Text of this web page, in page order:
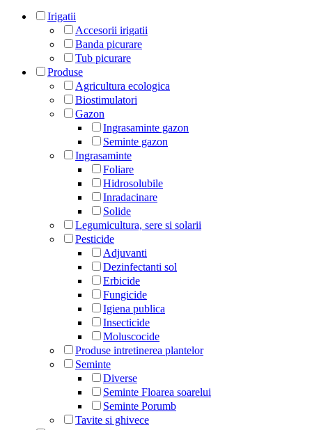
Irigatii
Accesorii irigatii
Banda picurare
Tub picurare
Produse
Agricultura ecologica
Biostimulatori
Gazon
Ingrasaminte gazon
Seminte gazon
Ingrasaminte
Foliare
Hidrosolubile
Inradacinare
Solide
Legumicultura, sere si solarii
Pesticide
Adjuvanti
Dezinfectanti sol
Erbicide
Fungicide
Igiena publica
Insecticide
Moluscocide
Produse intretinerea plantelor
Seminte
Diverse
Seminte Floarea soarelui
Seminte Porumb
Tavite si ghivece